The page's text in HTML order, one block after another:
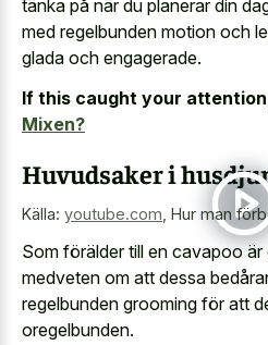
tänka på när du planerar din
med regelbunden motion och
glada och engagerade.
If this caught your
Mixen?
Huvudsaker i
Källa: youtube.com Hur man
Som förälder till en cavapoo
medveten om att dessa
regelbunden grooming för att
oregelbunden.